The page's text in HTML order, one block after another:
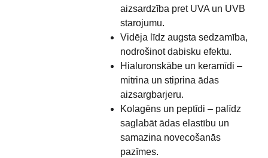
aizsardzība pret UVA un UVB
starojumu.
Vidēja līdz augsta sedzamība,
nodrošinot dabisku efektu.
Hialuronskābe un keramīdi –
mitrina un stiprina ādas
aizsargbarjeru.
Kolagēns un peptīdi – palīdz
saglabāt ādas elastību un
samazina novecošanās
pazīmes.